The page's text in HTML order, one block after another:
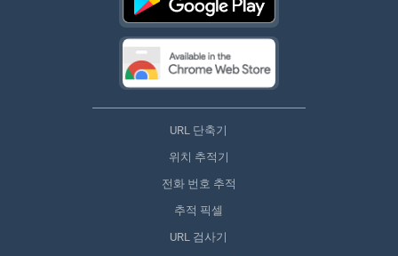
URL 단축기
위치 추적기
전화 번호 추적
추적 픽셀
URL 검사기